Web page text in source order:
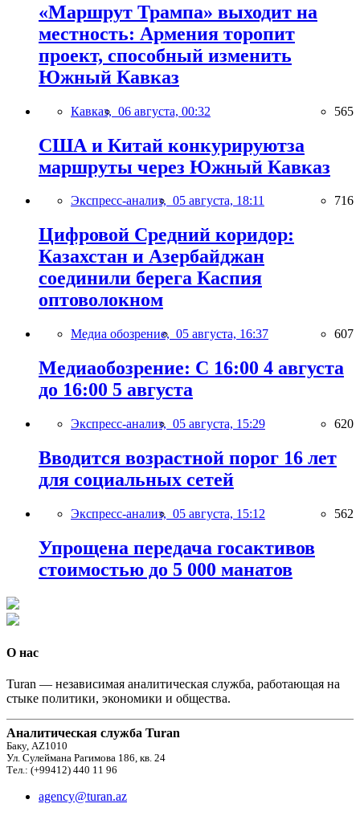
«Маршрут Трампа» выходит на
местность: Армения торопит
проект, способный изменить
Южный Кавказ
Кавказ, 06 августа, 00:32 565
США и Китай конкурируютза
маршруты через Южный Кавказ
Экспресс-анализ, 05 августа, 18:11 716
Цифровой Средний коридор:
Казахстан и Азербайджан
соединили берега Каспия
оптоволокном
Медиа обозрение, 05 августа, 16:37 607
Медиаобозрение: С 16:00 4 августа
до 16:00 5 августа
Экспресс-анализ, 05 августа, 15:29 620
Вводится возрастной порог 16 лет
для социальных сетей
Экспресс-анализ, 05 августа, 15:12 562
Упрощена передача госактивов
стоимостью до 5 000 манатов
О нас
Turan — независимая аналитическая служба, работающая на
стыке политики, экономики и общества.
Аналитическая служба Turan
Баку, AZ1010
Ул. Сулеймана Рагимова 186, кв. 24
Тел.: (+99412) 440 11 96
agency@turan.az